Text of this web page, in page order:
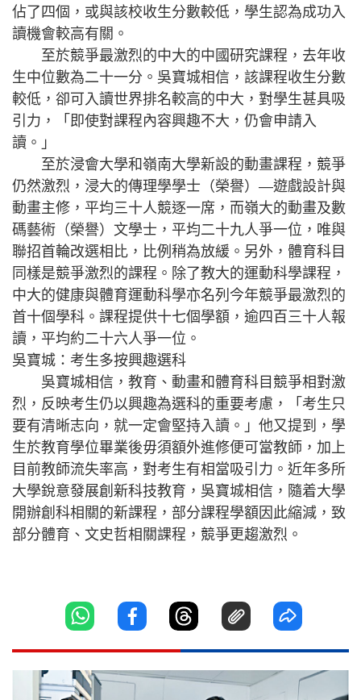
佔了四個，或與該校收生分數較低，學生認為成功入
讀機會較高有關。
至於競爭最激烈的中大的中國研究課程，去年收
生中位數為二十一分。吳寶城相信，該課程收生分數
較低，卻可入讀世界排名較高的中大，對學生甚具吸
引力，「即使對課程內容興趣不大，仍會申請入
讀。」
至於浸會大學和嶺南大學新設的動畫課程，競爭
仍然激烈，浸大的傳理學學士（榮譽）—遊戲設計與
動畫主修，平均三十人競逐一席，而嶺大的動畫及數
碼藝術（榮譽）文學士，平均二十九人爭一位，唯與
聯招首輪改選相比，比例稍為放緩。另外，體育科目
同樣是競爭激烈的課程。除了教大的運動科學課程，
中大的健康與體育運動科學亦名列今年競爭最激烈的
首十個學科。課程提供十七個學額，逾四百三十人報
讀，平均約二十六人爭一位。
吳寶城：考生多按興趣選科
吳寶城相信，教育、動畫和體育科目競爭相對激
烈，反映考生仍以興趣為選科的重要考慮，「考生只
要有清晰志向，就一定會堅持入讀。」他又提到，學
生於教育學位畢業後毋須額外進修便可當教師，加上
目前教師流失率高，對考生有相當吸引力。近年多所
大學銳意發展創新科技教育，吳寶城相信，隨着大學
開辦創科相關的新課程，部分課程學額因此縮減，致
部分體育、文史哲相關課程，競爭更趨激烈。